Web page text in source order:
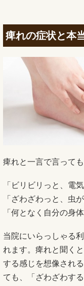
痺れの症状と本
痺れと一言で言って
「ビリビリっと、電
「ざわざわっと、虫
「何となく自分の身
当院にいらっしゃる
れます。痺れと聞く
する感じを想像され
ても、「ざわざわす